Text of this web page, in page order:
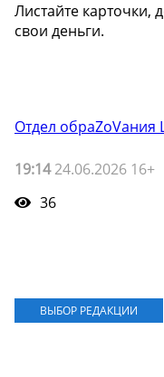
Листайте карточки,
свои деньги.
Отдел
19:1424.06.2026 16+
36
ВЫБОР РЕДАКЦИИ